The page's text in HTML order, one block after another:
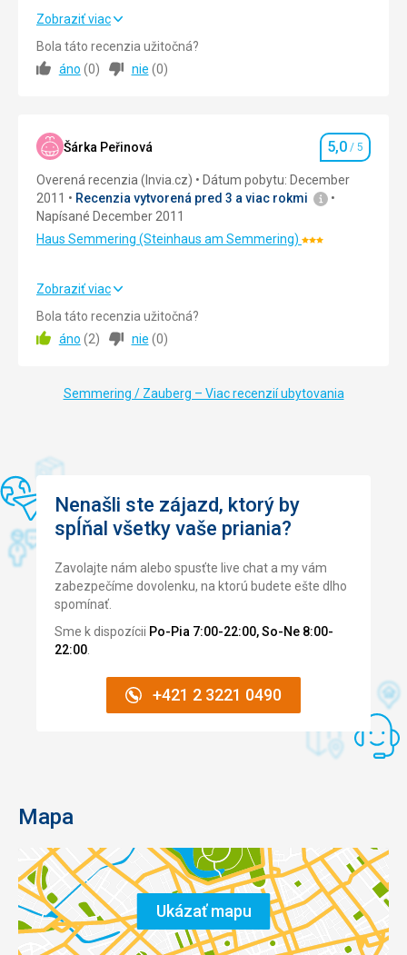
Ubytovanie
Služby 5,0/ 5
Cena 5,0
Zobraziť viac
Bola táto recenzia užitočná?
áno (0) nie (0)
Šárka Peřinová Hodnotenie
5,0 / 5
Overená recenzia (Invia.cz)
Dátum pobytu: December
2011
Recenzia vytvorená pred 3 a viac rokmi
Napísané December 2011
Haus Semmering (Steinhaus am Semmering)Hodnotenie:
Cena
Strava
Ubytovanie
Čisté pokoje, úklid každý den.
Služby
Lyžárna po vstupu do hotelu - možnost nechat jak lyže a
lyžáky, tak usušit rukavice, čepice, bundy apod.
Termín rezervace nám kvůli nedostatku sněhu přesunuli.
Táto recenzia bola preložená automaticky pomocou
Google Translate
Zobraziť viac
Bola táto recenzia užitočná?
áno (2) nie (0)
Semmering / Zauberg – Viac recenzií ubytovania
Nenašli ste zájazd, ktorý by
spĺňal všetky vaše priania?
Zavolajte nám alebo spusťte live chat a my vám
zabezpečíme dovolenku, na ktorú budete ešte dlho
spomínať.
Sme k dispozícii Po-Pia 7:00-22:00, So-Ne 8:00-
22:00
+421 2 3221 0490
Mapa
Ukázať mapu